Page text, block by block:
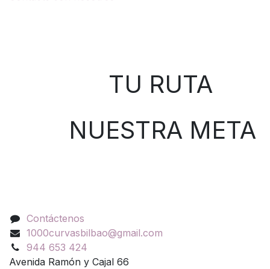
TU RUTA
NUESTRA META
Contáctenos
1000curvasbilbao@gmail.com
944 653 424
Avenida Ramón y Cajal 66